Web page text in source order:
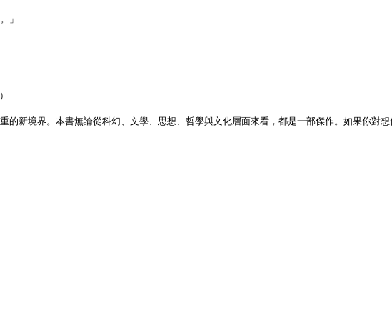
」
的新境界。本書無論從科幻、文學、思想、哲學與文化層面來看，都是一部傑作。如果你對